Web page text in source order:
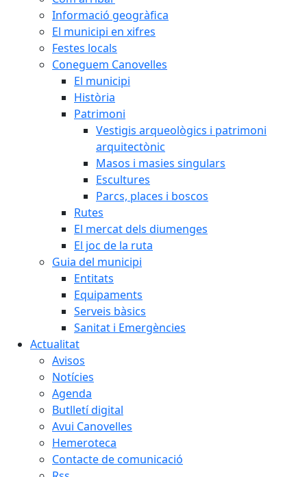
Informació geogràfica
El municipi en xifres
Festes locals
Coneguem Canovelles
El municipi
Història
Patrimoni
Vestigis arqueològics i patrimoni
arquitectònic
Masos i masies singulars
Escultures
Parcs, places i boscos
Rutes
El mercat dels diumenges
El joc de la ruta
Guia del municipi
Entitats
Equipaments
Serveis bàsics
Sanitat i Emergències
Actualitat
Avisos
Notícies
Agenda
Butlletí digital
Avui Canovelles
Hemeroteca
Contacte de comunicació